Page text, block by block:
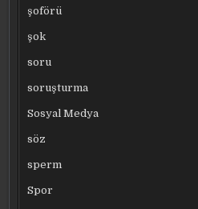
şoförü
şok
soru
soruşturma
Sosyal Medya
söz
sperm
Spor